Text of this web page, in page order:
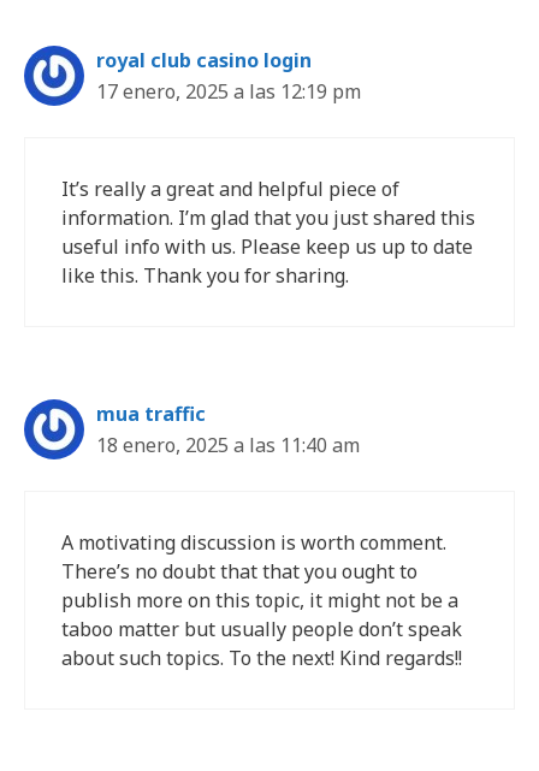
royal club casino login
17 enero, 2025 a las 12:19 pm
It’s really a great and helpful piece of
information. I’m glad that you just shared this
useful info with us. Please keep us up to date
like this. Thank you for sharing.
mua traffic
18 enero, 2025 a las 11:40 am
A motivating discussion is worth comment.
There’s no doubt that that you ought to
publish more on this topic, it might not be a
taboo matter but usually people don’t speak
about such topics. To the next! Kind regards!!